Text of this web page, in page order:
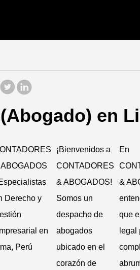
en
Derecho y
en
Perú
¡Bienvenidos a
CONTADORES
& ABOGADOS!
Somos un
despacho de
abogados
ubicado en el
corazón de
En
&
que
legal